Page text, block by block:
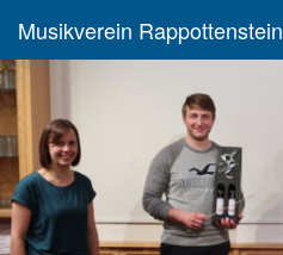
Musikverein Rappottenstein